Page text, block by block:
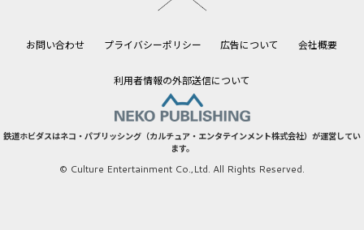
お問い合わせ プライバシーポリシー 広告について 会社概要
利用者情報の外部送信について
鉄道ホビダスはネコ・パブリッシング（カルチュア・エンタテインメント株式会社）が運営してい
ます。
© Culture Entertainment Co.,Ltd. All Rights Reserved.